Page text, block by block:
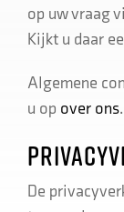
op uw vraag
Kijkt u daar
Algemene
u op over ons.
De